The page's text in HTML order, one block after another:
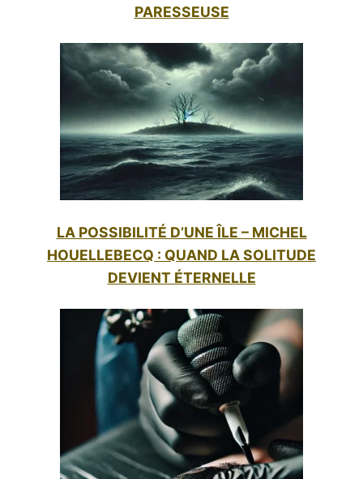
PARESSEUSE
LA POSSIBILITÉ D’UNE ÎLE – MICHEL
HOUELLEBECQ : QUAND LA SOLITUDE
DEVIENT ÉTERNELLE